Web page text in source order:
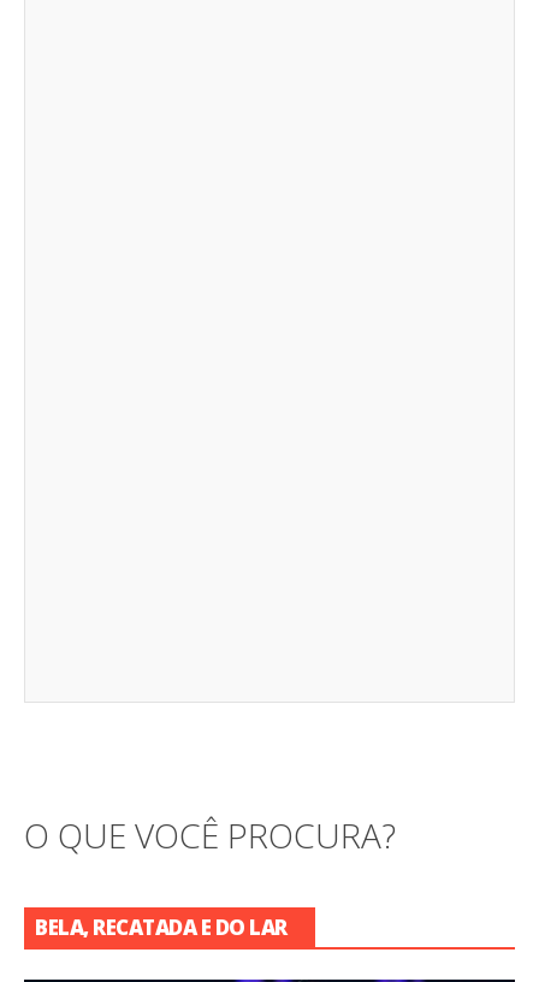
O QUE VOCÊ PROCURA?
BELA, RECATADA E DO LAR